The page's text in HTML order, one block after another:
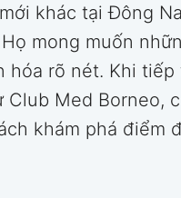
khác tại Đông
mong muốn
hóa rõ nét. Khi
Med Borneo,
khám phá điểm